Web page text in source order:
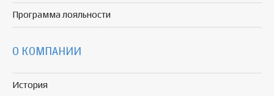
Программа лояльности
О КОМПАНИИ
История